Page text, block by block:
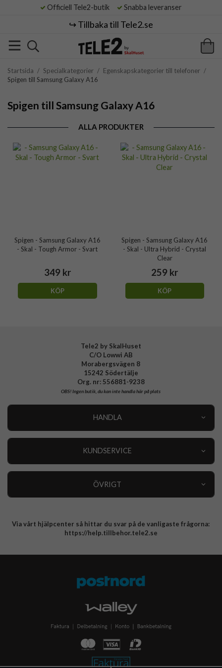
Officiell Tele2-butik Snabba leveranser
↪️ Tillbaka till Tele2.se
Startsida / Specialkategorier / Egenskapskategorier till telefoner /
Spigen till Samsung Galaxy A16
Spigen till Samsung Galaxy A16
ALLA PRODUKTER
Spigen - Samsung Galaxy A16
- Skal - Tough Armor - Svart
349 kr
KÖP
Spigen - Samsung Galaxy A16
- Skal - Ultra Hybrid - Crystal
Clear
259 kr
KÖP
Tele2 by SkalHuset
C/O Lowwi AB
Morabergsvägen 8
15242 Södertälje
Org. nr: 556881-9238
OBS!Ingen butik, du kan inte handla här på plats
HANDLA
KUNDSERVICE
ÖVRIGT
Integritetspolicy
Via vårt hjälpcenter så hittar du svar på de vanligaste frågorna:
https://help.tillbehor.tele2.se